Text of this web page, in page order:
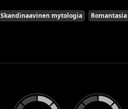
Skandinaavinen mytologia Romantasia